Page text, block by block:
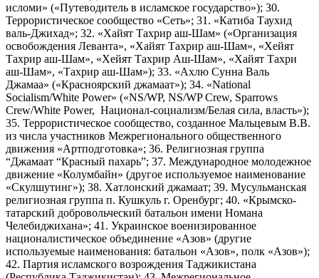
исломи» («Путеводитель в исламское государство»); 30.
Террористическое сообщество «Сеть»; 31. «Катиба Таухид
валь-Джихад»; 32. «Хайят Тахрир аш-Шам» («Организация
освобождения Леванта», «Хайят Тахрир аш-Шам», «Хейят
Тахрир аш-Шам», «Хейят Тахрир Аш-Шам», «Хайят Тахри
аш-Шам», «Тахрир аш-Шам»); 33. «Ахлю Сунна Валь
Джамаа» («Красноярский джамаат»); 34. «National
Socialism/White Power» («NS/WP, NS/WP Crew, Sparrows
Crew/White Power, Национал-социализм/Белая сила, власть»);
35. Террористическое сообщество, созданное Мальцевым В.В.
из числа участников Межрегионального общественного
движения «Артподготовка»; 36. Религиозная группа
“Джамаат “Красный пахарь”; 37. Международное молодежное
движение «Колумбайн» (другое используемое наименование
«Скулшутинг»); 38. Хатлонский джамаат; 39. Мусульманская
религиозная группа п. Кушкуль г. Оренбург; 40. «Крымско-
татарский добровольческий батальон имени Номана
Челебиджихана»; 41. Украинское военизированное
националистическое объединение «Азов» (другие
используемые наименования: батальон «Азов», полк «Азов»);
42. Партия исламского возрождения Таджикистана